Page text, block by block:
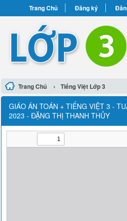
Trang Chủ Đăng ký
Trang Chủ › Tiếng Việt Lớp 3
GIÁO ÁN TOÁN + TIẾNG VIỆT 3 -
2023 - ĐẶNG THỊ THANH THỦY